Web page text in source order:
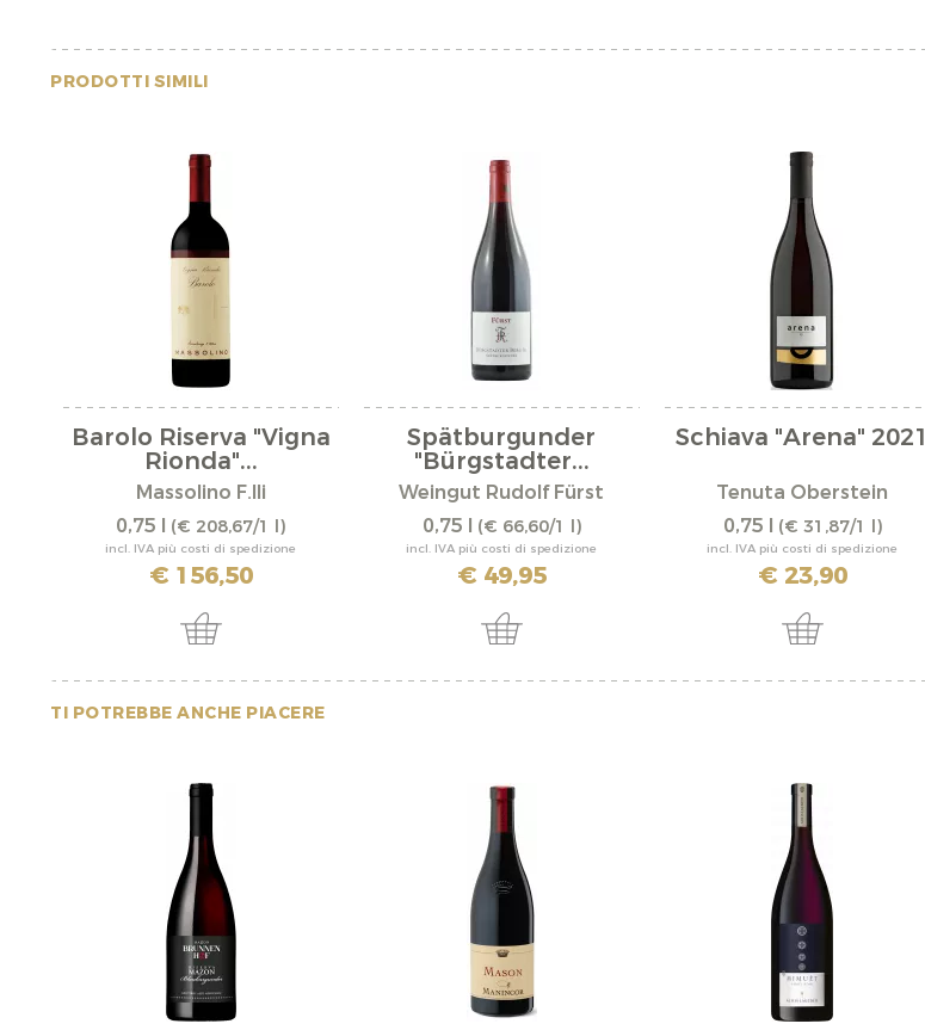
PRODOTTI SIMILI
Barolo Riserva "Vigna
Rionda"...
Massolino F.lli
0,75 l (€ 208,67/1 l)
incl. IVA più costi di spedizione
€ 156,50
Spätburgunder
"Bürgstadter...
Weingut Rudolf Fürst
0,75 l (€ 66,60/1 l)
incl. IVA più costi di spedizione
€ 49,95
Schiava "Arena" 2021
Tenuta Oberstein
0,75 l (€ 31,87/1 l)
incl. IVA più costi di spedizione
€ 23,90
TI POTREBBE ANCHE PIACERE